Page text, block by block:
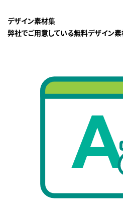
デザイン素材集
弊社でご用意している無料デザイン